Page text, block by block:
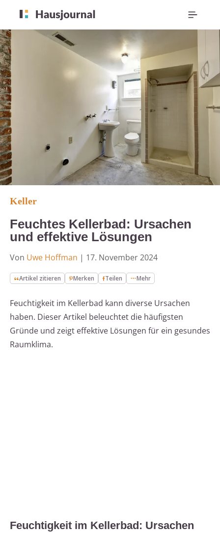
Keller
Feuchtes Kellerbad: Ursachen
und effektive Lösungen
Von Uwe Hoffman | 17. November 2024
Artikel zitieren Merken Teilen Mehr
Feuchtigkeit im Kellerbad kann diverse Ursachen
haben. Dieser Artikel beleuchtet die häufigsten
Gründe und zeigt effektive Lösungen für ein gesundes
Raumklima.
Feuchtigkeit im Kellerbad: Ursachen